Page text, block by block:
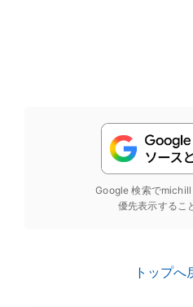
Google 検索で
優先表示するこ
トップへ